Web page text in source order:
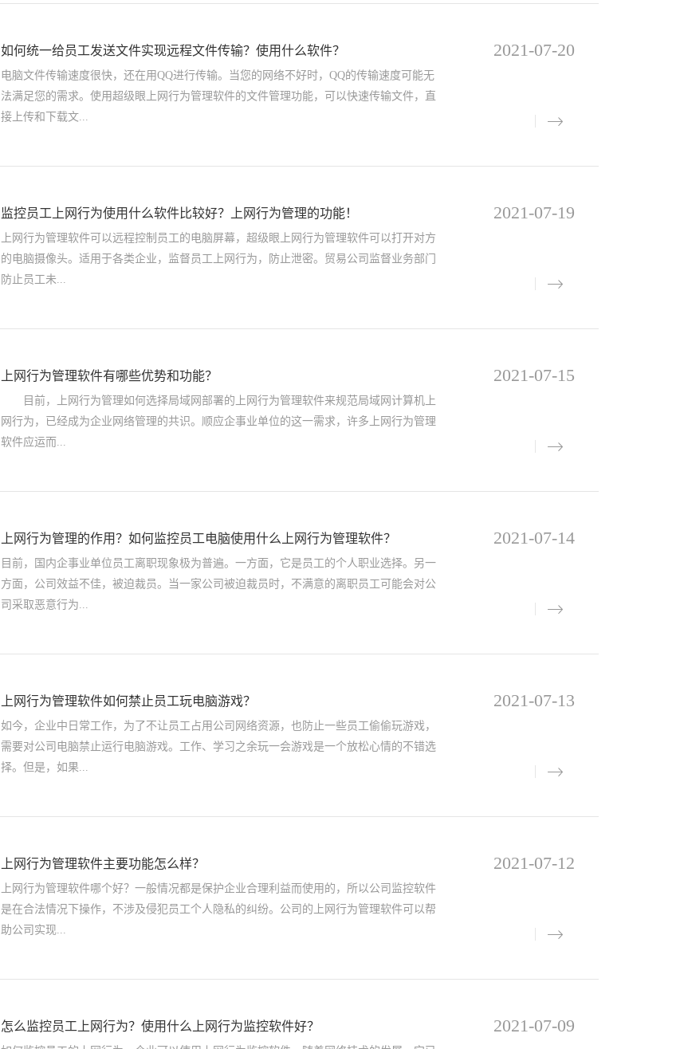
2021-07-20
如何统一给员工发送文件实现远程文件传输？使用什么软件？
电脑文件传输速度很快，还在用QQ进行传输。当您的网络不好时，QQ的传输速度可能无
法满足您的需求。使用超级眼上网行为管理软件的文件管理功能，可以快速传输文件，直
接上传和下载文...
2021-07-19
监控员工上网行为使用什么软件比较好？上网行为管理的功能！
上网行为管理软件可以远程控制员工的电脑屏幕，超级眼上网行为管理软件可以打开对方
的电脑摄像头。适用于各类企业，监督员工上网行为，防止泄密。贸易公司监督业务部门
防止员工未...
2021-07-15
上网行为管理软件有哪些优势和功能？
目前，上网行为管理如何选择局域网部署的上网行为管理软件来规范局域网计算机上
网行为，已经成为企业网络管理的共识。顺应企事业单位的这一需求，许多上网行为管理
软件应运而...
2021-07-14
上网行为管理的作用？如何监控员工电脑使用什么上网行为管理软件？
目前，国内企事业单位员工离职现象极为普遍。一方面，它是员工的个人职业选择。另一
方面，公司效益不佳，被迫裁员。当一家公司被迫裁员时，不满意的离职员工可能会对公
司采取恶意行为...
2021-07-13
上网行为管理软件如何禁止员工玩电脑游戏？
如今，企业中日常工作，为了不让员工占用公司网络资源，也防止一些员工偷偷玩游戏，
需要对公司电脑禁止运行电脑游戏。工作、学习之余玩一会游戏是一个放松心情的不错选
择。但是，如果...
2021-07-12
上网行为管理软件主要功能怎么样？
上网行为管理软件哪个好？一般情况都是保护企业合理利益而使用的，所以公司监控软件
是在合法情况下操作，不涉及侵犯员工个人隐私的纠纷。公司的上网行为管理软件可以帮
助公司实现...
2021-07-09
怎么监控员工上网行为？使用什么上网行为监控软件好？